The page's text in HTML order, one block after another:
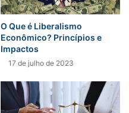
O Que é Liberalismo
Econômico? Princípios e
Impactos
17 de julho de 2023